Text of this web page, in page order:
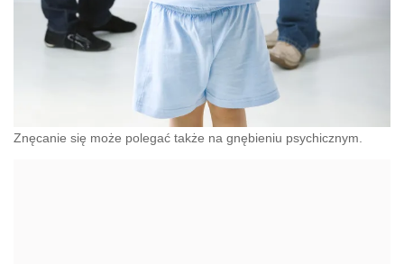
Znęcanie się może polegać także na gnębieniu psychicznym.